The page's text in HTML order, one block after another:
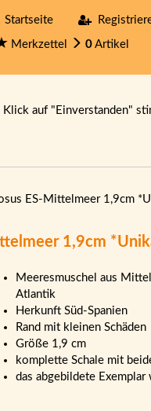
Merkzettel 0 Artikel
auf "Einverstanden"
ES-Mittelmeer 1,9cm
1,9cm
Meeresmuschel aus
Atlantik
Herkunft Süd-Spanien
Rand mit kleinen Schäden
Größe 1,9 cm
komplette Schale mit
das abgebildete